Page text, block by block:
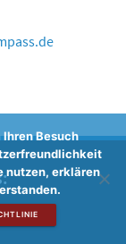
Besuch
nutzen, erklären